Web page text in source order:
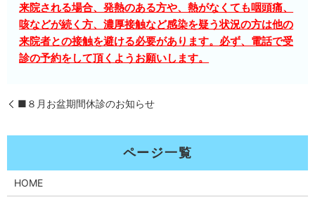
来院される場合、発熱のある方や、熱がなくても咽頭痛、
咳などが続く方、濃厚接触など感染を疑う状況の方は他の
来院者との接触を避ける必要があります。必ず、電話で受
診の予約をして頂くようお願いします。
■８月お盆期間休診のお知らせ
HOME